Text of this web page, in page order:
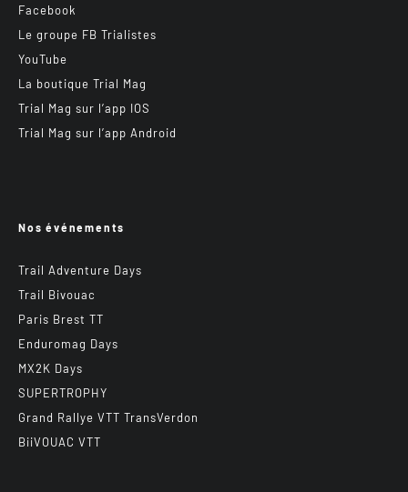
Facebook
Le groupe FB Trialistes
YouTube
La boutique Trial Mag
Trial Mag sur l’app IOS
Trial Mag sur l’app Android
Nos événements
Trail Adventure Days
Trail Bivouac
Paris Brest TT
Enduromag Days
MX2K Days
SUPERTROPHY
Grand Rallye VTT TransVerdon
BiiVOUAC VTT